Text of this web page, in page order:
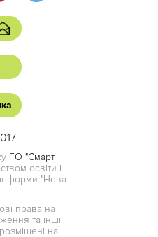
ГО "Смарт
освіти і
реформи "Нова
права на
та інші
на